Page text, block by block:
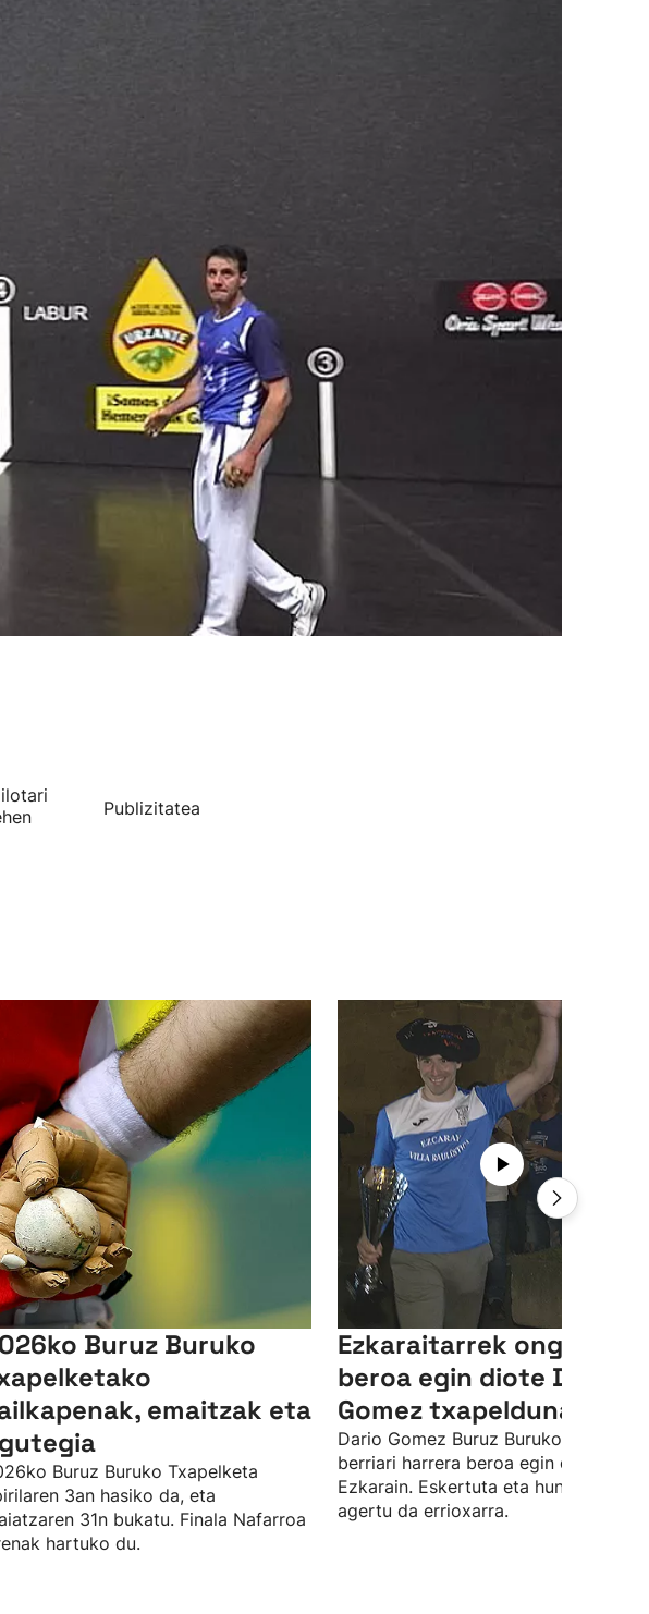
Publizitatea
Buruz Buruko
emaitzak eta
Buruz Buruko Txapelketa
3an hasiko da, eta
31n bukatu. Finala Nafarroa
hartuko du.
Ezkaraitarrek ongietorri
beroa egin diote Dario
Gomez txapeldunari
Dario Gomez Buruz Buruko txapeldun
berriari harrera beroa egin diote
Ezkarain. Eskertuta eta hunkituta
agertu da errioxarra.